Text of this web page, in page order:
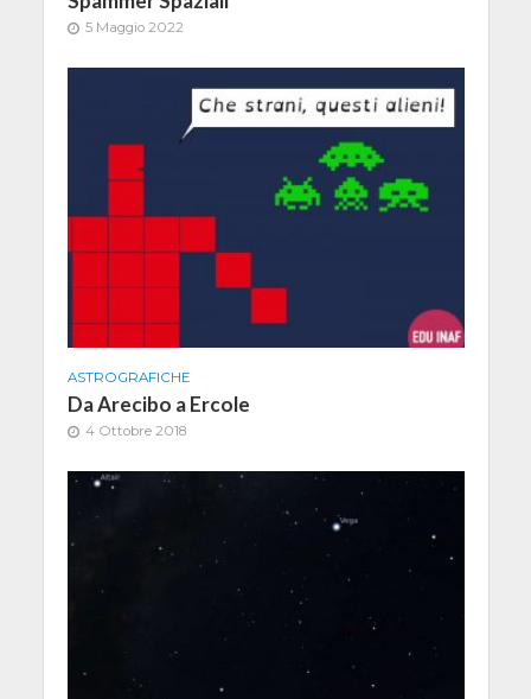
5 Maggio 2022
ASTROGRAFICHE
Da Arecibo a Ercole
4 Ottobre 2018